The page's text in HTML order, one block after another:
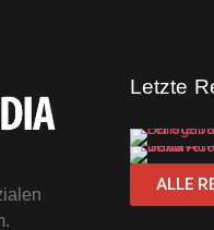
Letzte
ALLE